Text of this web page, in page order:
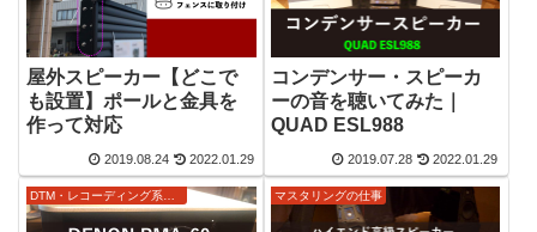
屋外スピーカー【どこで
も設置】ポールと金具を
作って対応
2019.08.24 2022.01.29
コンデンサー・スピーカ
ーの音を聴いてみた｜
QUAD ESL988
2019.07.28 2022.01.29
DTM・レコーディング系ノウハウ マスタリングの仕事